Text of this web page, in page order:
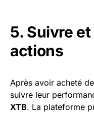
5. Suivre
actions
Après avoir acheté
suivre leur
XTB. La plateforme